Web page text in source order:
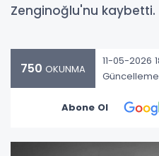
Zenginoğlu'nu kaybetti.
750 OKUNMA
11-05-2026
Güncelleme
Abone Ol